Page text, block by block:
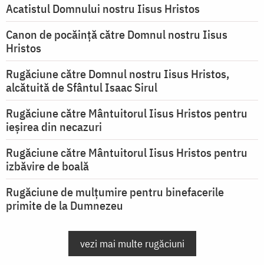
Acatistul Domnului nostru Iisus Hristos
Canon de pocăință către Domnul nostru Iisus
Hristos
Rugăciune către Domnul nostru Iisus Hristos,
alcătuită de Sfântul Isaac Sirul
Rugăciune către Mântuitorul Iisus Hristos pentru
ieşirea din necazuri
Rugăciune către Mântuitorul Iisus Hristos pentru
izbăvire de boală
Rugăciune de mulțumire pentru binefacerile
primite de la Dumnezeu
vezi mai multe rugăciuni